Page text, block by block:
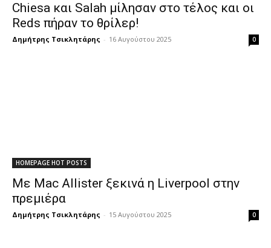
Chiesa και Salah μίλησαν στο τέλος και οι
Reds πήραν το θρίλερ!
Δημήτρης Τσικλητάρης - 16 Αυγούστου 2025 0
HOMEPAGE HOT POSTS
Με Mac Allister ξεκινά η Liverpool στην
πρεμιέρα
Δημήτρης Τσικλητάρης - 15 Αυγούστου 2025 0